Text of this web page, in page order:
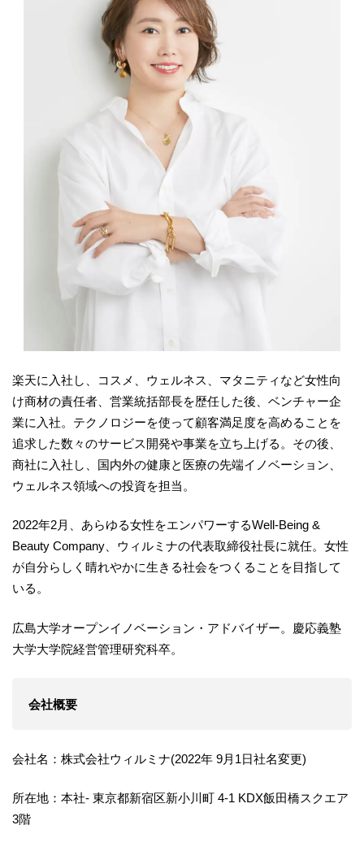
楽天に入社し、コスメ、ウェルネス、マタニティなど女性向
け商材の責任者、営業統括部長を歴任した後、ベンチャー企
業に入社。テクノロジーを使って顧客満足度を高めることを
追求した数々のサービス開発や事業を立ち上げる。その後、
商社に入社し、国内外の健康と医療の先端イノベーション、
ウェルネス領域への投資を担当。
2022年2月、あらゆる女性をエンパワーするWell-Being &
Beauty Company、ウィルミナの代表取締役社長に就任。女性
が自分らしく晴れやかに生きる社会をつくることを目指して
いる。
広島大学オープンイノベーション・アドバイザー。慶応義塾
大学大学院経営管理研究科卒。
会社概要
会社名：株式会社ウィルミナ(2022年 9月1日社名変更)
所在地：本社- 東京都新宿区新小川町 4-1 KDX飯田橋スクエア
3階